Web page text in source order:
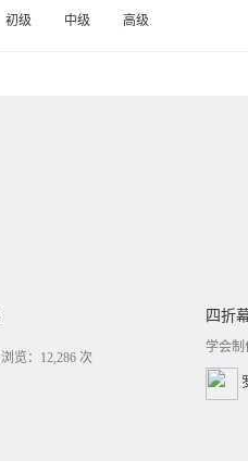
初级 中级 高级
浏览：12,286 次
四折
学会制